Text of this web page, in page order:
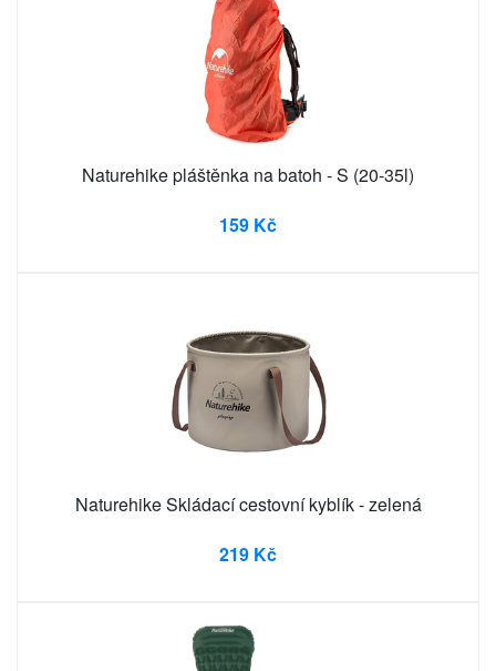
Naturehike pláštěnka na batoh - S (20-35l)
159 Kč
Naturehike Skládací cestovní kyblík - zelená
219 Kč